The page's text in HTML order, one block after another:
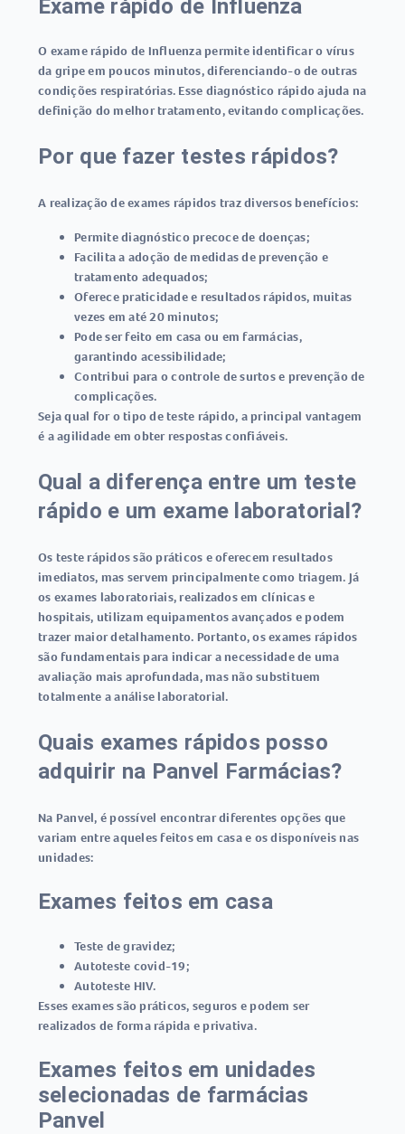
Exame rápido de Influenza
O exame rápido de Influenzapermite identificar o vírus
da gripe em poucos minutos, diferenciando-o de outras
condições respiratórias. Esse diagnóstico rápido ajuda na
definição do melhor tratamento, evitando complicações.
Por que fazer testes rápidos?
A realização de exames rápidos traz diversos benefícios:
Permite diagnóstico precoce de doenças;
Facilita a adoção de medidas de prevenção e
tratamento adequados;
Oferece praticidade e resultados rápidos, muitas
vezes em até 20 minutos;
Pode ser feito em casa ou em farmácias,
garantindo acessibilidade;
Contribui para o controle de surtos e prevenção de
complicações.
Seja qual for o tipo de teste rápido, a principal vantagem
é a agilidade em obter respostas confiáveis.
Qual a diferença entre um teste
rápido e um exame laboratorial?
Os teste rápidossão práticos e oferecem resultados
imediatos, mas servem principalmente como triagem. Já
os exames laboratoriais, realizados em clínicas e
hospitais, utilizam equipamentos avançados e podem
trazer maior detalhamento. Portanto, os exames rápidos
são fundamentais para indicar a necessidade de uma
avaliação mais aprofundada, mas não substituem
totalmente a análise laboratorial.
Quais exames rápidos posso
adquirir na Panvel Farmácias?
Na Panvel, é possível encontrar diferentes opções que
variam entre aqueles feitos em casa e os disponíveis nas
unidades:
Exames feitos em casa
Teste de gravidez;
Autoteste covid-19;
Autoteste HIV.
Esses exames são práticos, seguros e podem ser
realizados de forma rápida e privativa.
Exames feitos em unidades
selecionadas de farmácias
Panvel